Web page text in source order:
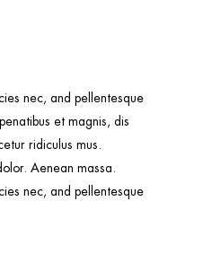
nec, and pellentesque
et magnis, dis
ridiculus mus.
Aenean massa.
nec, and pellentesque